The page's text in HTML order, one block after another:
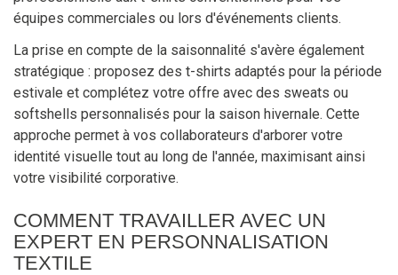
équipes commerciales ou lors d'événements clients.
La prise en compte de la saisonnalité s'avère également
stratégique : proposez des t-shirts adaptés pour la période
estivale et complétez votre offre avec des sweats ou
softshells personnalisés pour la saison hivernale. Cette
approche permet à vos collaborateurs d'arborer votre
identité visuelle tout au long de l'année, maximisant ainsi
votre visibilité corporative.
COMMENT TRAVAILLER AVEC UN
EXPERT EN PERSONNALISATION
TEXTILE